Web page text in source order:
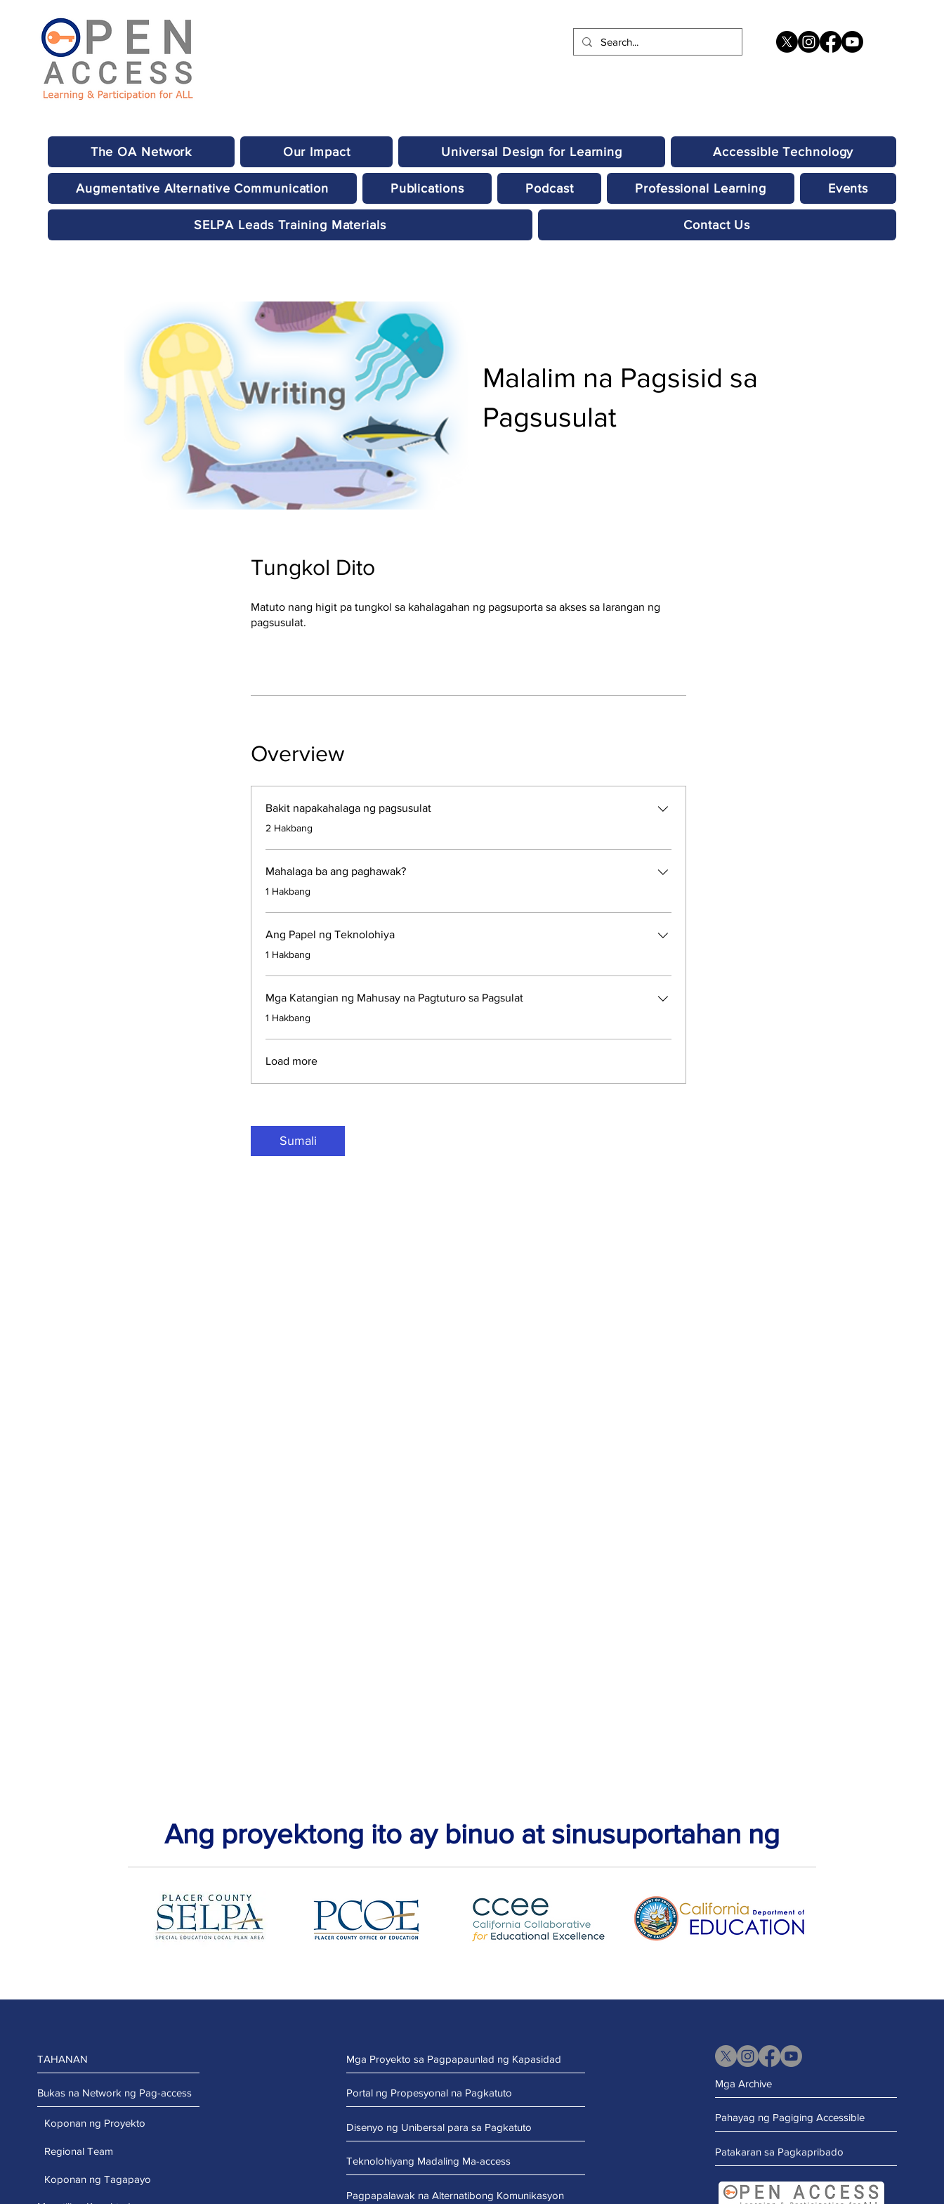
The OA Network Our Impact Universal Design for Learning Accessible Technology
Augmentative Alternative Communication Publications Podcast Professional Learning Events
SELPA Leads Training Materials Contact Us
Malalim na Pagsisid sa
Pagsusulat
Tungkol Dito
Matuto nang higit pa tungkol sa kahalagahan ng pagsuporta sa akses sa larangan ng
pagsusulat.
Overview
Bakit napakahalaga ng pagsusulat
.2 Hakbang
Mahalaga ba ang paghawak?
.1 Hakbang
Ang Papel ng Teknolohiya
.1 Hakbang
Mga Katangian ng Mahusay na Pagtuturo sa Pagsulat
.1 Hakbang
Load more
Sumali
Ang proyektong ito ay binuo at sinusuportahan ng
TAHANAN
Bukas na Network ng Pag-access
Koponan ng Proyekto
Regional Team
Koponan ng Tagapayo
Mga Proyekto sa Pagpapaunlad ng Kapasidad
Portal ng Propesyonal na Pagkatuto
Disenyo ng Unibersal para sa Pagkatuto
Teknolohiyang Madaling Ma-access
Pagpapalawak na Alternatibong Komunikasyon
Mga Archive
Pahayag ng Pagiging Accessible
Patakaran sa Pagkapribado